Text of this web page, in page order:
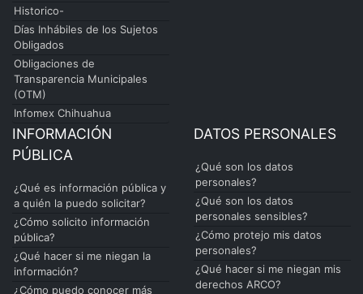
Historico-
Días Inhábiles de los Sujetos
Obligados
Obligaciones de
Transparencia Municipales
(OTM)
Infomex Chihuahua
INFORMACIÓN
PÚBLICA
¿Qué es información pública y
a quién la puedo solicitar?
¿Cómo solicito información
pública?
¿Qué hacer si me niegan la
información?
¿Cómo puedo conocer más
DATOS PERSONALES
¿Qué son los datos
personales?
¿Qué son los datos
personales sensibles?
¿Cómo protejo mis datos
personales?
¿Qué hacer si me niegan mis
derechos ARCO?